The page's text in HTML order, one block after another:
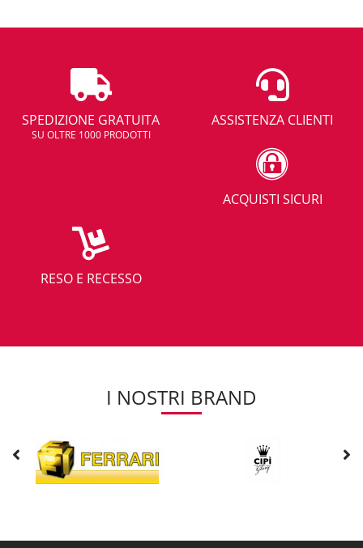
SPEDIZIONE GRATUITA
SU OLTRE 1000 PRODOTTI
ASSISTENZA CLIENTI
ACQUISTI SICURI
RESO E RECESSO
I NOSTRI BRAND